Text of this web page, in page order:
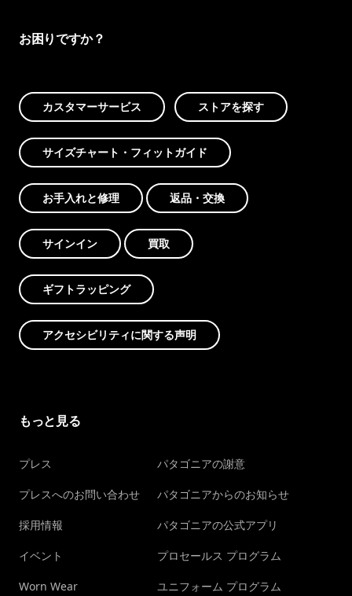
お困りですか？
カスタマーサービス ストアを探す
サイズチャート・フィットガイド
お手入れと修理 返品・交換
サインイン 買取
ギフトラッピング
アクセシビリティに関する声明
もっと見る
プレス
プレスへのお問い合わせ
採用情報
イベント
Worn Wear
パタゴニアの謝意
パタゴニアからのお知らせ
パタゴニアの公式アプリ
プロセールス プログラム
ユニフォーム プログラム